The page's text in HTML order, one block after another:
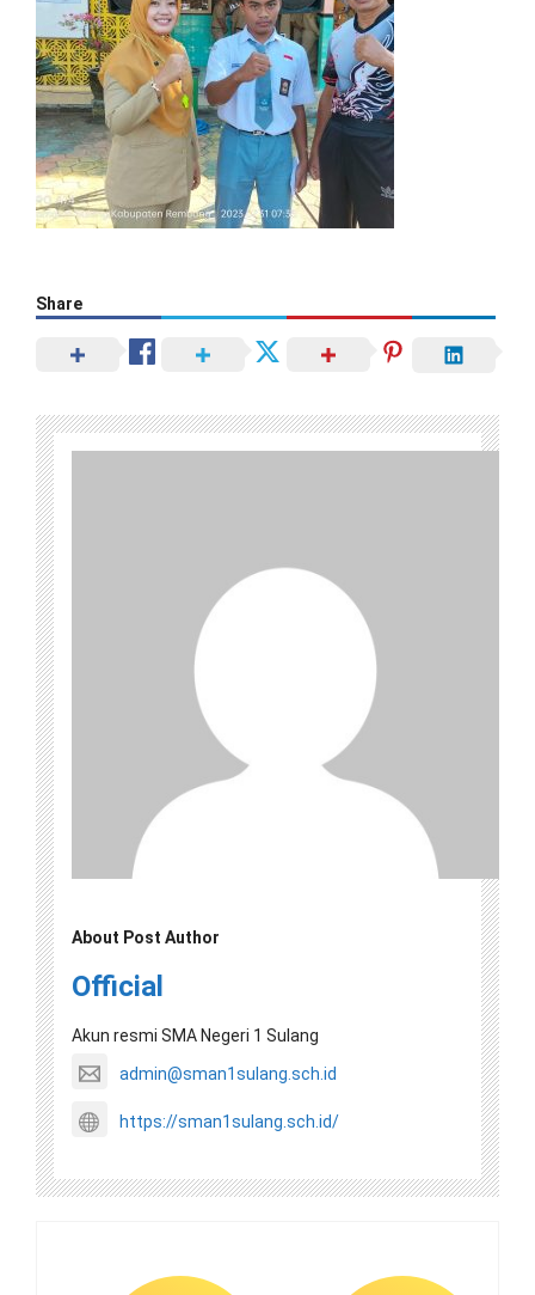
Share
About Post Author
Official
Akun resmi SMA Negeri 1 Sulang
admin@sman1sulang.sch.id
https://sman1sulang.sch.id/